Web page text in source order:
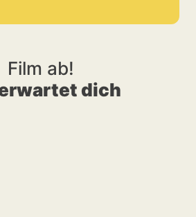
Film ab!
dich